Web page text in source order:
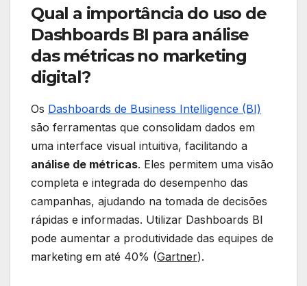
Qual a importância do uso de
Dashboards BI para análise
das métricas no marketing
digital?
Os Dashboards de Business Intelligence (BI)
são ferramentas que consolidam dados em
uma interface visual intuitiva, facilitando a
análise de métricas. Eles permitem uma visão
completa e integrada do desempenho das
campanhas, ajudando na tomada de decisões
rápidas e informadas. Utilizar Dashboards BI
pode aumentar a produtividade das equipes de
marketing em até 40% (Gartner).